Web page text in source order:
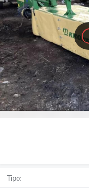
Tipo: